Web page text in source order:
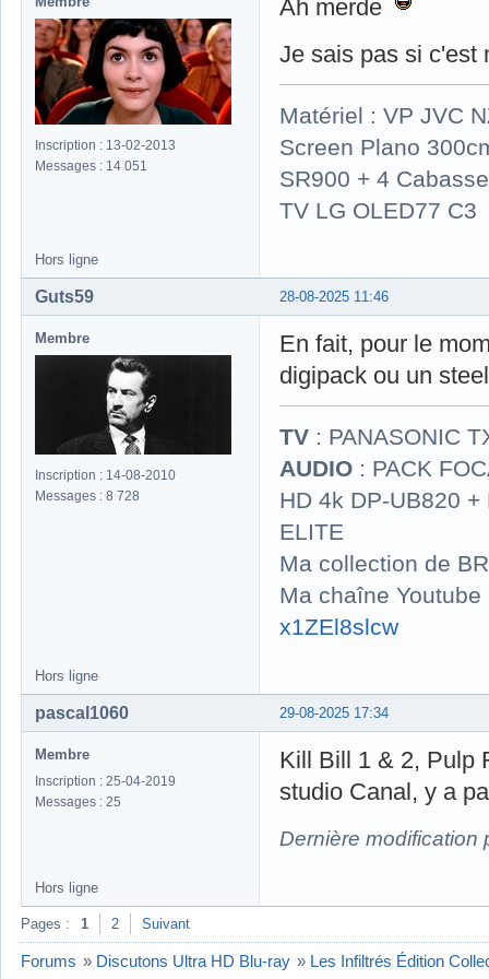
Inscription : 13-02-2013
Messages : 14 051
Ah merde
Je sais pas si c'est
Matériel : VP JVC
Screen Plano
SR900 + 4
TV LG OLED77 C3
Hors ligne
28-08-2025 11:46
Guts59
Membre
Inscription : 14-08-2010
Messages : 8 728
En fait, pour le
digipack ou un
TV : PANASONIC
AUDIO : PACK
HD 4k DP-UB820
ELITE
Ma collection de
Ma chaîne
x1ZEl8slcw
Hors ligne
29-08-2025 17:34
pascal1060
Membre
Inscription : 25-04-2019
Messages : 25
Kill Bill 1 & 2, Pulp
studio Canal, y a
Dernière modification
Hors ligne
Pages : 1 2 Suivant
Forums » Discutons Ultra HD Blu-ray » Les Infiltrés Édition